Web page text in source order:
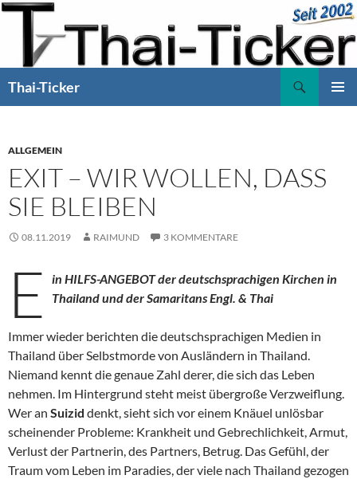
Zum
Inhalt
springen
Thai-Ticker
ALLGEMEIN
EXIT – WIR WOLLEN, DASS
SIE BLEIBEN
08.11.2019 RAIMUND 3 KOMMENTARE
E
in HILFS-ANGEBOT der deutschsprachigen Kirchen in
Thailand und der Samaritans Engl. & Thai
Immer wieder berichten die deutschsprachigen Medien in
Thailand über Selbstmorde von Ausländern in Thailand.
Niemand kennt die genaue Zahl derer, die sich das Leben
nehmen. Im Hintergrund steht meist übergroße Verzweiflung.
Wer an Suizid denkt, sieht sich vor einem Knäuel unlösbar
scheinender Probleme: Krankheit und Gebrechlichkeit, Armut,
Verlust der Partnerin, des Partners, Betrug. Das Gefühl, der
Traum vom Leben im Paradies, der viele nach Thailand gezogen